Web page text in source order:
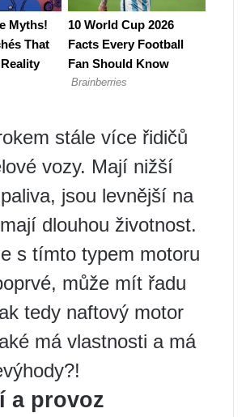
stále více řidičů
vozy. Mají nižší
jsou levnější na
dlouhou životnost.
s tímto typem motoru
může mít řadu
tedy naftový motor
má vlastnosti a má
a provoz